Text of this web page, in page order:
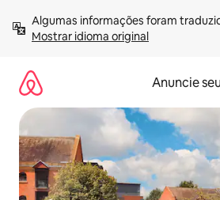
para
Mostrar idioma original
Anuncie